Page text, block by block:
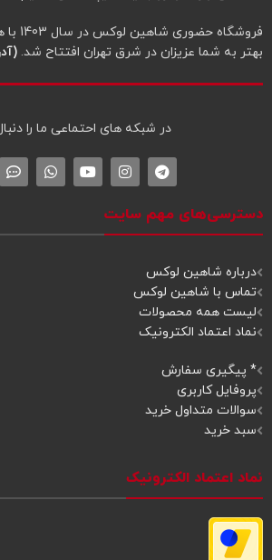
بهتر به شما عزیزان در شرق تهران افتتاح شد.
در شبکه‌ های احتماعی ما را
دسترسی‌های مهم سایت
درباره شاهین لوکس
تماس با شاهین لوکس
لیست همه محصولات
نماد اعتماد الکترونیک
* پیگیری سفارش
پروفایل کاربری
سوالات متداول خرید
سبد خرید
نماد اعتماد الکترونیک